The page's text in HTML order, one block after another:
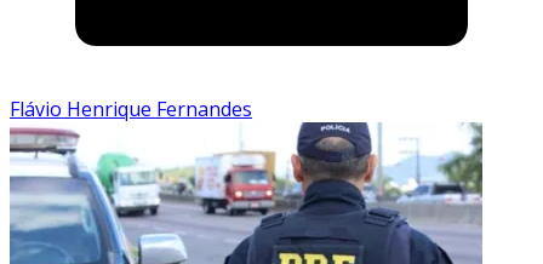
Flávio Henrique Fernandes